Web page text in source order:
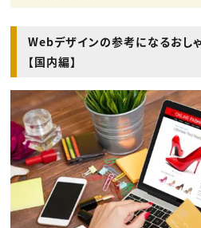
Webデザインの参考になるおし
【国内編】